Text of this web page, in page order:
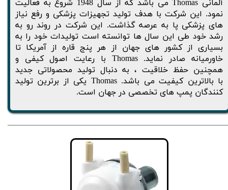
آلمانی Thomas می باشد که از سال 1948 شروع به فعالیت
نمود. این شرکت با هدف تولید تجهیزات پزشکی و رفع نیاز
های پزشکی پا به عرصه گذاشت. این شرکت در روند رو به
رشد خود طی این سال ها توانسته است تولیدات خود را به
بسیاری از کشور های جهان از هر پنج قاره از آمریکا تا
خاورمیانه صادر نماید. Thomas با رعایت اصول کیفی و
همچنین حفظ خلاقیت ، به دنبال تولید محصولاتی جدید
با بالاترین کیفیت می باشد. Thomas یکی از برترین تولید
کنندگان پمپ های تخصصی در جهان است.